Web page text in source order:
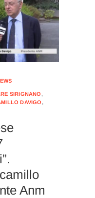
SIRIGNANO ,
DAVIGO ,
Anm